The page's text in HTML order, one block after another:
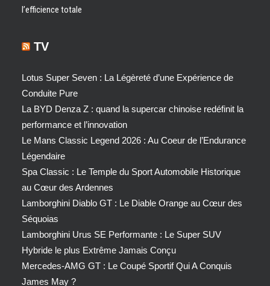
l’efficience totale
TV
Lotus Super Seven : La Légèreté d’une Expérience de
Conduite Pure
La BYD Denza Z : quand la supercar chinoise redéfinit la
performance et l’innovation
Le Mans Classic Legend 2026 : Au Coeur de l’Endurance
Légendaire
Spa Classic : Le Temple du Sport Automobile Historique
au Cœur des Ardennes
Lamborghini Diablo GT : Le Diable Orange au Cœur des
Séquoias
Lamborghini Urus SE Performante : Le Super SUV
Hybride le plus Extrême Jamais Conçu
Mercedes-AMG GT : Le Coupé Sportif Qui A Conquis
James May ?